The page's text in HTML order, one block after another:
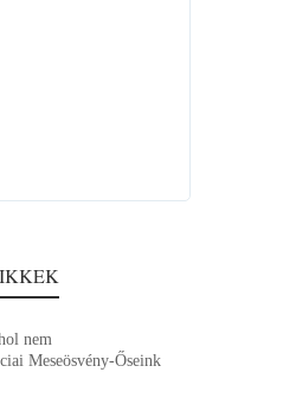
nem
Meseösvény-Őseink